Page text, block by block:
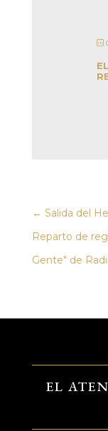
← Salida del
Reparto de
Gente" de
EL